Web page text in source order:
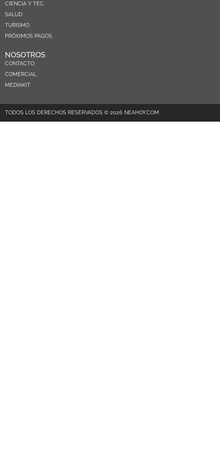
CIENCIA Y TEC
SALUD
TURISMO
PRÓXIMOS PAGOS
NOSOTROS
CONTACTO
COMERCIAL
MEDIAKIT
TODOS LOS DERECHOS RESERVADOS © 2026 NEAHOY.COM